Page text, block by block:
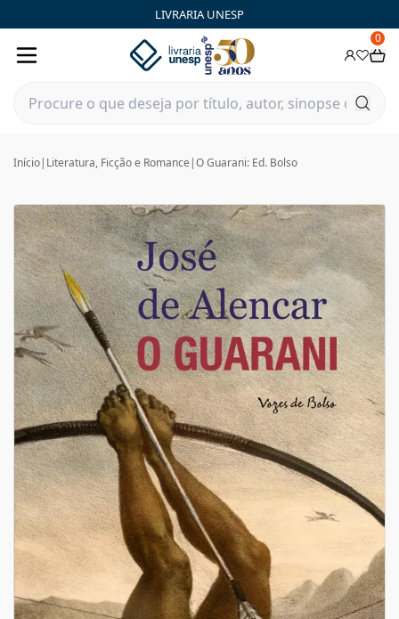
LIVRARIA UNESP
0
Início| Literatura, Ficção e Romance |O Guarani: Ed. Bolso